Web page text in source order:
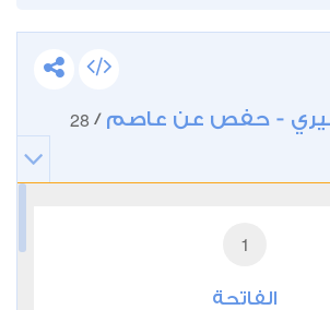
- حفص عن عاصم /
28
1
الفاتحة